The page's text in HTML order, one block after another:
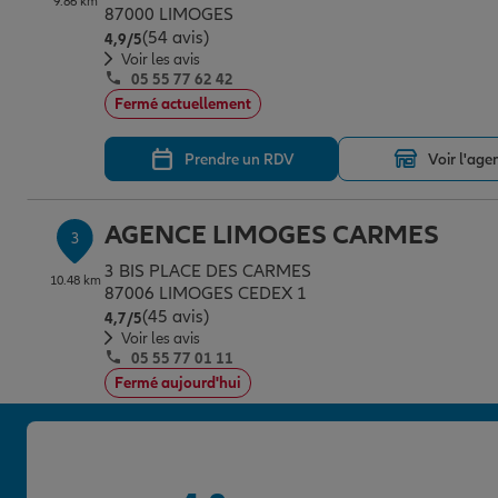
87000 LIMOGES
4,9/5Note de 4.9 sur 5
(54 avis)
Voir les avis
05 55 77 62 42
Fermé actuellement
Prendre un RDV Voir
3
10.48 km
AGENCE LIMOGES CARMES
3 BIS PLACE DES CARMES
87006 LIMOGES CEDEX 1
4,7/5Note de 4.7 sur 5
(45 avis)
Voir les avis
05 55 77 01 11
Fermé aujourd'hui